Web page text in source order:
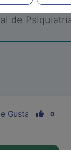
de
Gusta 0